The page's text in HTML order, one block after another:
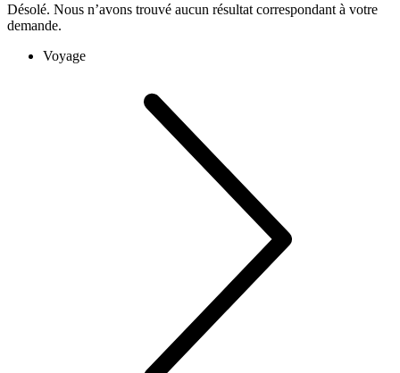
Désolé. Nous n’avons trouvé aucun résultat correspondant à votre
demande.
Voyage